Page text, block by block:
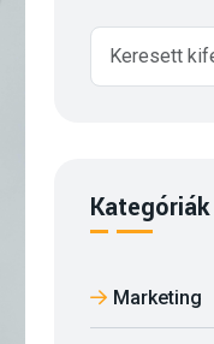
Kategóriák
Marketing